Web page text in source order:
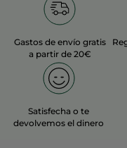
Gastos de envío gratis
a partir de 20€
Satisfecha o te
devolvemos el dinero